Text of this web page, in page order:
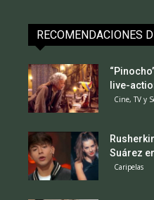
RECOMENDACIONES
live-
Cine, TV y
Suárez
Caripelas